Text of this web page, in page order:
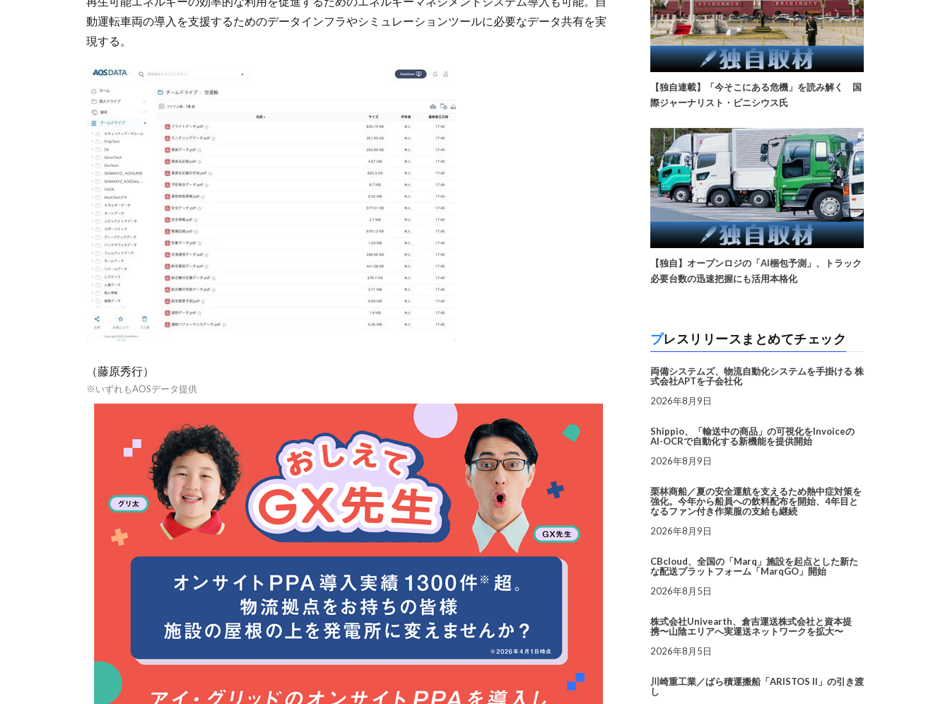
動運転車両の導入を支援するためのデータインフラやシミュレーションツールに必要なデータ共有を実
現する。
（藤原秀行）
※いずれもAOSデータ提供
【独自連載】「今そこにある危機」を読み解く 国
際ジャーナリスト・ビニシウス氏
【独自】オープンロジの「AI梱包予測」、トラック
必要台数の迅速把握にも活用本格化
プレスリリースまとめてチェック
両備システムズ、物流自動化システムを手掛ける 株
式会社APTを子会社化
2026年8月9日
Shippio、「輸送中の商品」の可視化をInvoiceの
AI-OCRで自動化する新機能を提供開始
2026年8月9日
栗林商船／夏の安全運航を支えるため熱中症対策を
強化。今年から船員への飲料配布を開始、4年目と
なるファン付き作業服の支給も継続
2026年8月9日
CBcloud、全国の「Marq」施設を起点とした新た
な配送プラットフォーム「MarqGO」開始
2026年8月5日
株式会社Univearth、倉吉運送株式会社と資本提
携〜山陰エリアへ実運送ネットワークを拡大〜
2026年8月5日
川崎重工業／ばら積運搬船「ARISTOS II」の引き渡
し